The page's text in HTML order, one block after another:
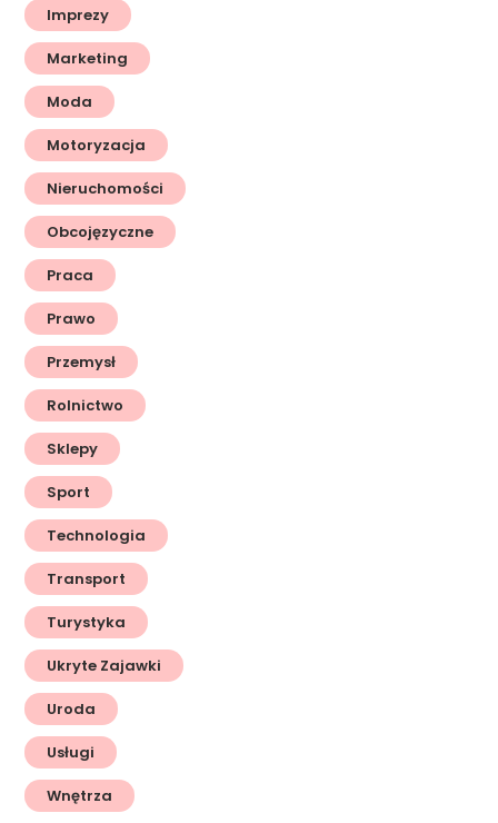
Imprezy
Marketing
Moda
Motoryzacja
Nieruchomości
Obcojęzyczne
Praca
Prawo
Przemysł
Rolnictwo
Sklepy
Sport
Technologia
Transport
Turystyka
Ukryte Zajawki
Uroda
Usługi
Wnętrza